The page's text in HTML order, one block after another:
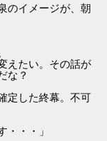
のイメージが、朝
えたい。その話が
な？
定した終幕。不可
・・」